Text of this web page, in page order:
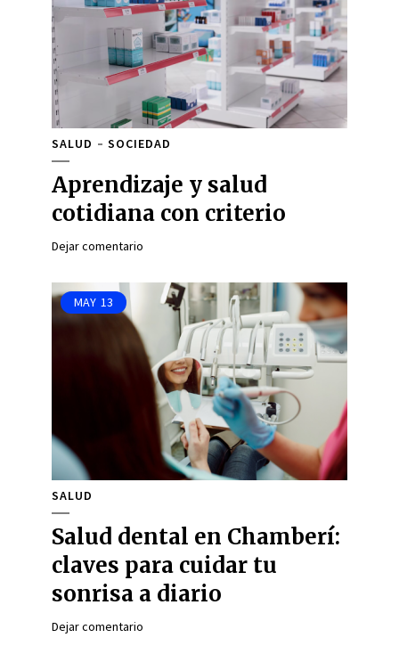
SALUD SOCIEDAD
Aprendizaje y salud
cotidiana con criterio
Dejar comentario
MAY 13
SALUD
Salud dental en Chamberí:
claves para cuidar tu
sonrisa a diario
Dejar comentario